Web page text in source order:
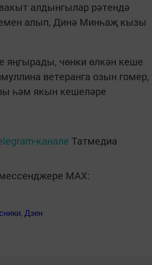
алдынгылар рәтендә
алып, Динә Минһаҗ кызы
яңгырады, чөнки өлкән кеше
ветеранга озын гомер,
һәм якын кешеләре
канале Татмедиа
MАХ:
, Дзен